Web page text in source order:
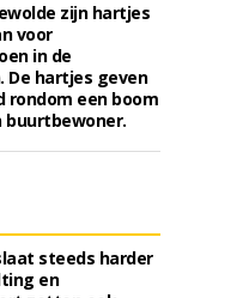
zijn hartjes
voor
in de
De hartjes geven
rondom een boom
buurtbewoner.
steeds harder
en